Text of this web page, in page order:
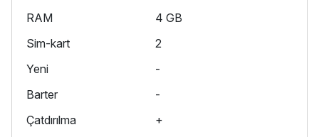
RAM
4 GB
Sim-kart
2
Yeni
-
Barter
-
Çatdırılma
+